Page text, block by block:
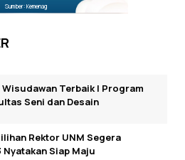
Sumber: Kemenag
Terbaik I Program
Seni dan Desain
Rektor UNM Segera
Nyatakan Siap Maju